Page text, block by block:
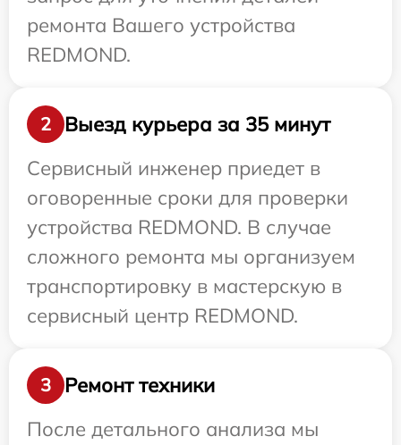
ремонта Вашего устройства
REDMOND.
2
Выезд курьера за 35 минут
Сервисный инженер приедет в
оговоренные сроки для проверки
устройства REDMOND. В случае
сложного ремонта мы организуем
транспортировку в мастерскую в
сервисный центр REDMOND.
3
Ремонт техники
После детального анализа мы